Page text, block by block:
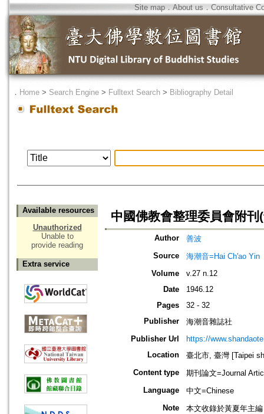
Site map．About us ． Consultative
． Home > Search Engine > Fulltext Search > Bibliography Detail
Available resources
Unauthorized
Unable to
provide reading
Extra service
中國佛教會整理委員會附
Author
善波
Source
海潮音=Hai Ch'ao Yin
Volume
v.27 n.12
Date
1946.12
Pages
32 - 32
Publisher
海潮音雜誌社
Publisher Url
https://
Location
臺北市, 臺灣 [Taipei
Content type
期刊論文=Journal
Language
中文=Chinese
Note
本文收錄於黃夏年主